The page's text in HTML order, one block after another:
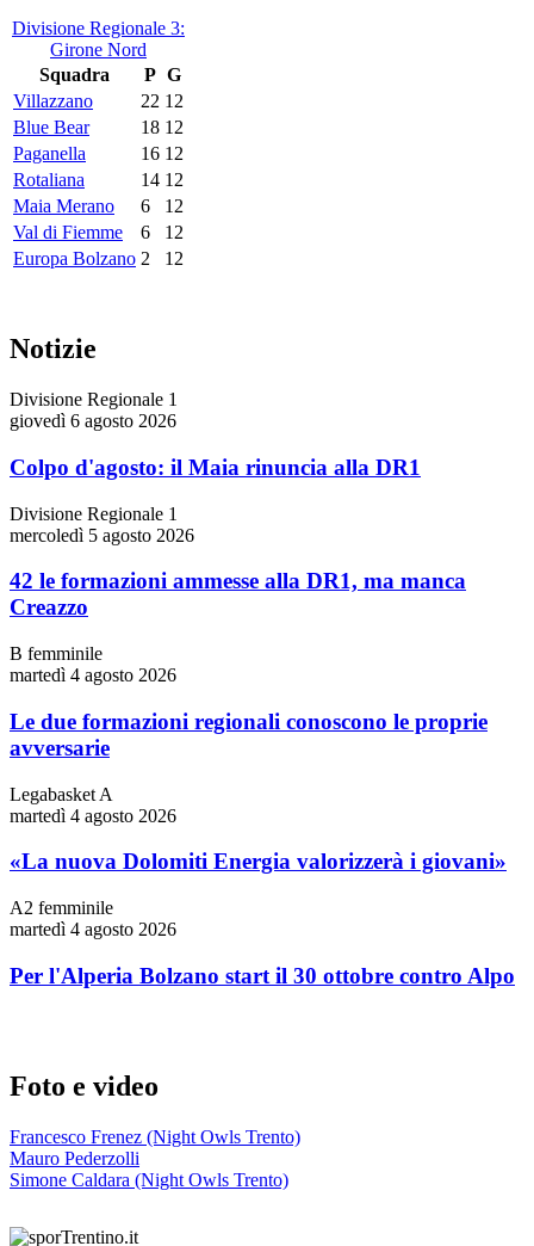
Divisione Regionale 3:
Girone Nord
Squadra
P G
Villazzano
22 12
Blue Bear
18 12
Paganella
16 12
Rotaliana
14 12
Maia Merano
6
12
Val di Fiemme
6
12
Europa Bolzano 2 12
Notizie
Divisione Regionale 1
giovedì 6 agosto 2026
Colpo d'agosto: il Maia rinuncia alla DR1
Divisione Regionale 1
mercoledì 5 agosto 2026
42 le formazioni ammesse alla DR1, ma manca
Creazzo
B femminile
martedì 4 agosto 2026
Le due formazioni regionali conoscono le proprie
avversarie
Legabasket A
martedì 4 agosto 2026
«La nuova Dolomiti Energia valorizzerà i giovani»
A2 femminile
martedì 4 agosto 2026
Per l'Alperia Bolzano start il 30 ottobre contro Alpo
Foto e video
Francesco Frenez (Night Owls Trento)
Mauro Pederzolli
Simone Caldara (Night Owls Trento)